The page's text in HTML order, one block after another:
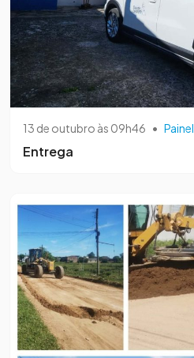
13 de outubro às 09h46 • Painel
Entrega